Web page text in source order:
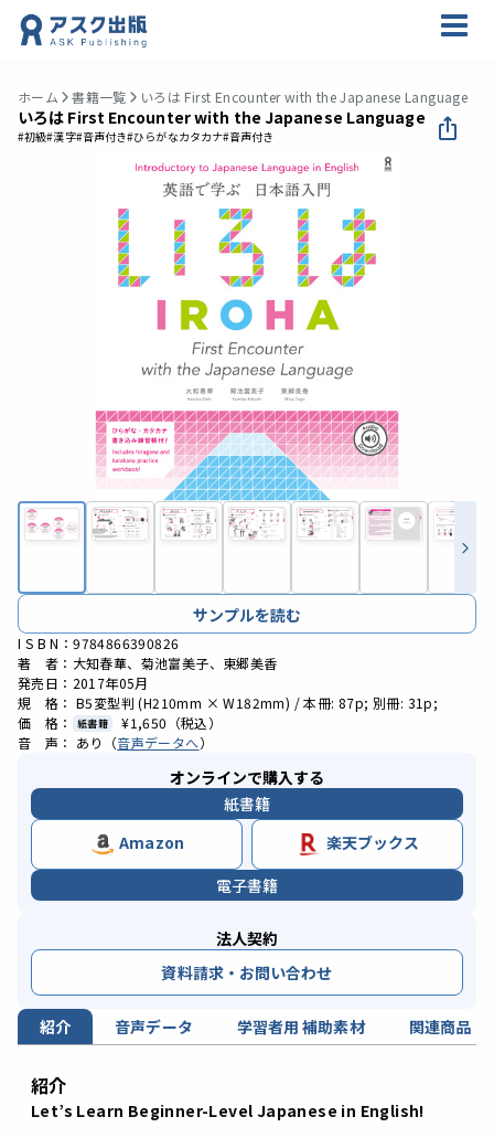
ホーム 書籍一覧 いろは First Encounter with the Japanese Language
いろは First Encounter with the Japanese Language
#初級#漢字#音声付き#ひらがなカタカナ#音声付き
サンプルを読む
I S B N：9784866390826
著 者：大知春華、菊池富美子、東郷美香
発売日：2017年05月
規 格： B5変型判 (H210mm × W182mm) / 本冊: 87p; 別冊: 31p;
価 格：
紙書籍 ¥1,650 （税込）
音 声： あり（音声データへ）
オンラインで購入する
紙書籍
Amazon
楽天ブックス
電子書籍
法人契約
資料請求・お問い合わせ
紹介 音声データ 学習者用 補助素材 関連商品
紹介
Let’s Learn Beginner-Level Japanese in English!